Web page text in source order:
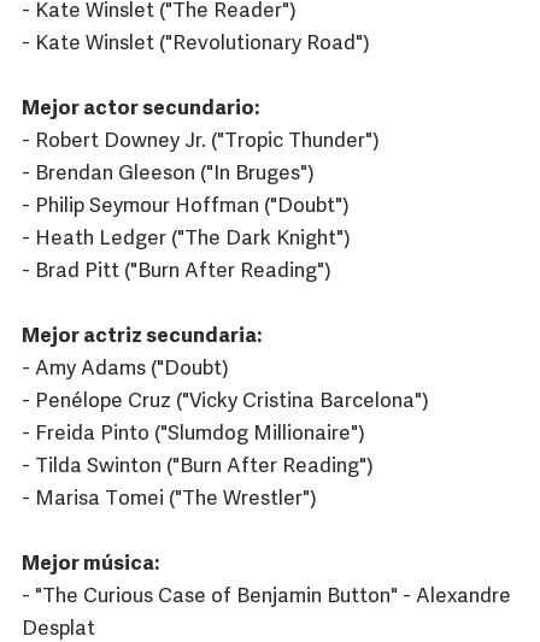
- Kate Winslet ("The Reader")
- Kate Winslet ("Revolutionary Road")
Mejor actor secundario:
- Robert Downey Jr. ("Tropic Thunder")
- Brendan Gleeson ("In Bruges")
- Philip Seymour Hoffman ("Doubt")
- Heath Ledger ("The Dark Knight")
- Brad Pitt ("Burn After Reading")
Mejor actriz secundaria:
- Amy Adams ("Doubt)
- Penélope Cruz ("Vicky Cristina Barcelona")
- Freida Pinto ("Slumdog Millionaire")
- Tilda Swinton ("Burn After Reading")
- Marisa Tomei ("The Wrestler")
Mejor música:
- "The Curious Case of Benjamin Button" - Alexandre
Desplat